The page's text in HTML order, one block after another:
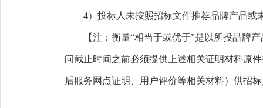
4）投标人未按照招标文件推荐品牌产品
【注：衡量“相当于或优于”是以所投品牌
问截止时间之前必须提供上述相关证明材料原
后服务网点证明、用户评价等相关材料）供招